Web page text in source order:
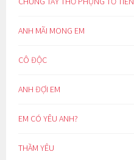
ANH MÃI MONG EM
CÔ ĐỘC
ANH ĐỢI EM
EM CÓ YÊU ANH?
THẦM YÊU